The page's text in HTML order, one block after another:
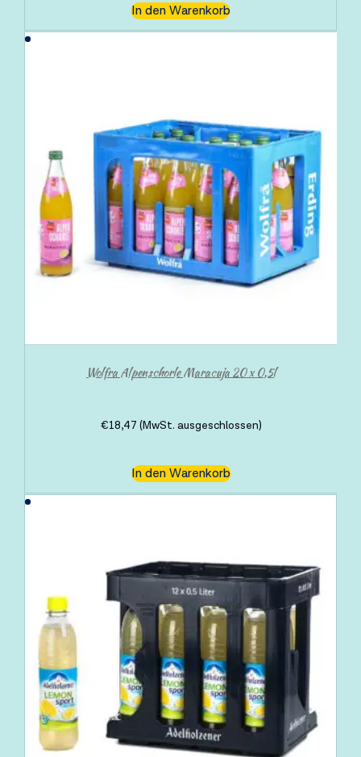
In den Warenkorb
Wolfra Alpenschorle Maracuja 20 x 0,5l
€18,47 (MwSt. ausgeschlossen)
In den Warenkorb